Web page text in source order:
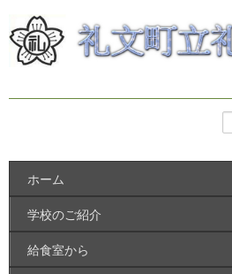
ホーム
学校のご紹介
給食室から